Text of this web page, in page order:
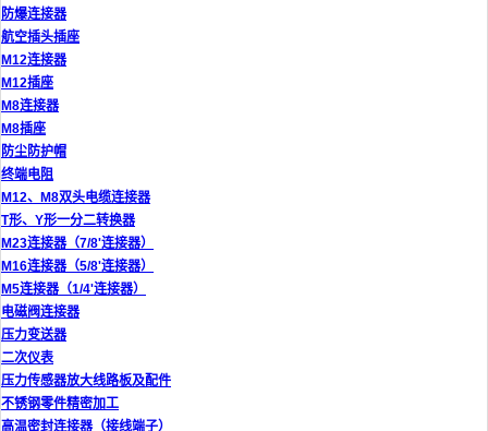
防爆连接器
航空插头插座
M12连接器
M12插座
M8连接器
M8插座
防尘防护帽
终端电阻
M12、M8双头电缆连接器
T形、Y形一分二转换器
M23连接器（7/8'连接器）
M16连接器（5/8'连接器）
M5连接器（1/4'连接器）
电磁阀连接器
压力变送器
二次仪表
压力传感器放大线路板及配件
不锈钢零件精密加工
高温密封连接器（接线端子）